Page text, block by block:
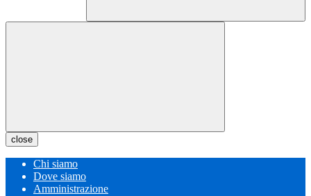
close
Chi siamo
Dove siamo
Amministrazione